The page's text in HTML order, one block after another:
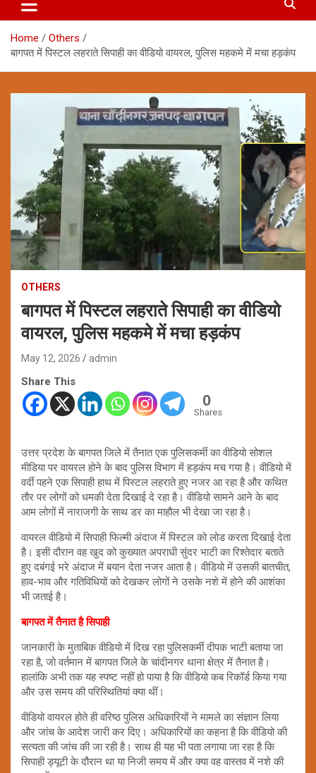
Home
Others
बागपत में पिस्टल लहराते सिपाही का वीडियो वायरल, पुलिस महकमे में मचा हड़कंप
OTHERS
बागपत में पिस्टल लहराते सिपाही का वीडियो
वायरल, पुलिस महकमे में मचा हड़कंप
May 12, 2026 admin
Share This
0
Shares
उत्तर प्रदेश के बागपत जिले में तैनात एक पुलिसकर्मी का वीडियो सोशल
मीडिया पर वायरल होने के बाद पुलिस विभाग में हड़कंप मच गया है। वीडियो में
वर्दी पहने एक सिपाही हाथ में पिस्टल लहराते हुए नजर आ रहा है और कथित
तौर पर लोगों को धमकी देता दिखाई दे रहा है। वीडियो सामने आने के बाद
आम लोगों में नाराजगी के साथ डर का माहौल भी देखा जा रहा है।
वायरल वीडियो में सिपाही फिल्मी अंदाज में पिस्टल को लोड करता दिखाई देता
है। इसी दौरान वह खुद को कुख्यात अपराधी सुंदर भाटी का रिश्तेदार बताते
हुए दबंगई भरे अंदाज में बयान देता नजर आता है। वीडियो में उसकी बातचीत,
हाव-भाव और गतिविधियों को देखकर लोगों ने उसके नशे में होने की आशंका
भी जताई है।
बागपत में तैनात है सिपाही
जानकारी के मुताबिक वीडियो में दिख रहा पुलिसकर्मी दीपक भाटी बताया जा
रहा है, जो वर्तमान में बागपत जिले के चांदीनगर थाना क्षेत्र में तैनात है।
हालांकि अभी तक यह स्पष्ट नहीं हो पाया है कि वीडियो कब रिकॉर्ड किया गया
और उस समय की परिस्थितियां क्या थीं।
वीडियो वायरल होते ही वरिष्ठ पुलिस अधिकारियों ने मामले का संज्ञान लिया
और जांच के आदेश जारी कर दिए। अधिकारियों का कहना है कि वीडियो की
सत्यता की जांच की जा रही है। साथ ही यह भी पता लगाया जा रहा है कि
सिपाही ड्यूटी के दौरान था या निजी समय में और क्या वह वास्तव में नशे की